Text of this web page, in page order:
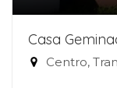
Casa
Centro,